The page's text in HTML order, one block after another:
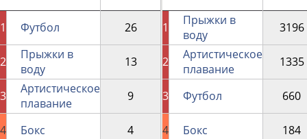
1 Футбол 26
2
Прыжки в
воду
13
3
Артистическое
плавание
9
4 Бокс 4
1
Прыжки в
воду
3196
2
Артистическое
плавание
1335
3 Футбол 660
4 Бокс 184